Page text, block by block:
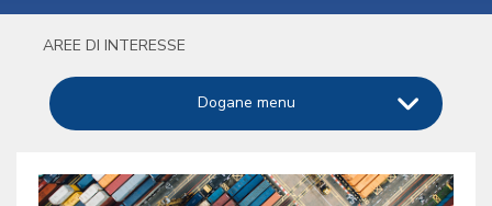
AREE DI INTERESSE
Dogane menu